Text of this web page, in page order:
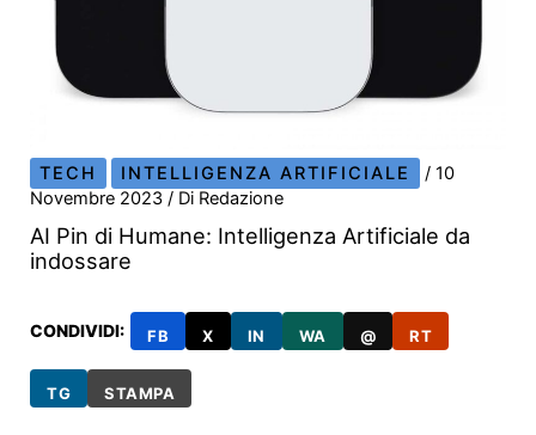
TECH INTELLIGENZA ARTIFICIALE /10
Novembre 2023/ Di Redazione
AI Pin di Humane: Intelligenza Artificiale da
indossare
CONDIVIDI: FB X IN WA @ RT
TG STAMPA